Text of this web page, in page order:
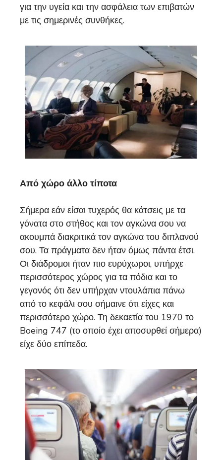
για την υγεία και την ασφάλεια των επιβατών
με τις σημερινές συνθήκες.
Από χώρο άλλο τίποτα
Σήμερα εάν είσαι τυχερός θα κάτσεις με τα
γόνατα στο στήθος και τον αγκώνα σου να
ακουμπά διακριτικά τον αγκώνα του διπλανού
σου. Τα πράγματα δεν ήταν όμως πάντα έτσι.
Οι διάδρομοι ήταν πιο ευρύχωροι, υπήρχε
περισσότερος χώρος για τα πόδια και το
γεγονός ότι δεν υπήρχαν ντουλάπια πάνω
από το κεφάλι σου σήμαινε ότι είχες και
περισσότερο χώρο. Τη δεκαετία του 1970 το
Boeing 747 (το οποίο έχει αποσυρθεί σήμερα)
είχε δύο επίπεδα.